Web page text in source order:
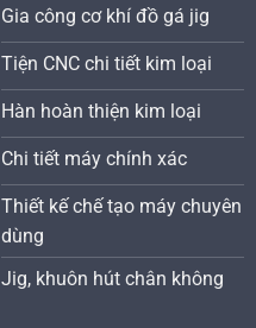
Gia công cơ khí đồ gá jig
Tiện CNC chi tiết kim loại
Hàn hoàn thiện kim loại
Chi tiết máy chính xác
Thiết kế chế tạo máy chuyên
dùng
Jig, khuôn hút chân không